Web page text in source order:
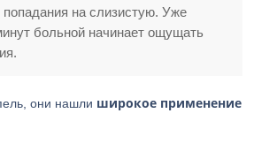
попадания на слизистую. Уже
больной начинает ощущать
они нашли широкое применение